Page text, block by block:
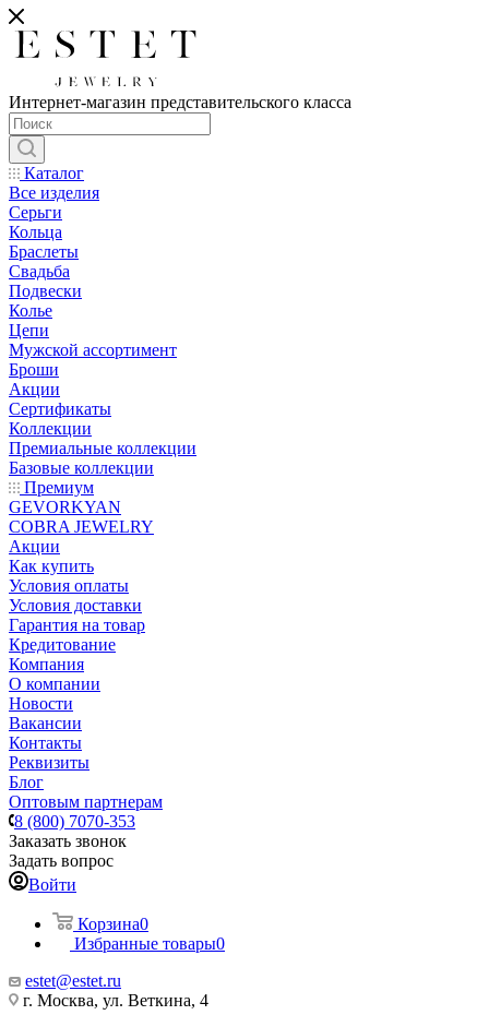
Интернет-магазин представительского класса
Каталог
Все изделия
Серьги
Кольца
Браслеты
Свадьба
Подвески
Колье
Цепи
Мужской ассортимент
Броши
Акции
Сертификаты
Коллекции
Премиальные коллекции
Базовые коллекции
Премиум
GEVORKYAN
COBRA JEWELRY
Акции
Как купить
Условия оплаты
Условия доставки
Гарантия на товар
Кредитование
Компания
О компании
Новости
Вакансии
Контакты
Реквизиты
Блог
Оптовым партнерам
8 (800) 7070-353
Заказать звонок
Задать вопрос
Войти
Корзина0
Избранные товары0
estet@estet.ru
г. Москва, ул. Веткина, 4